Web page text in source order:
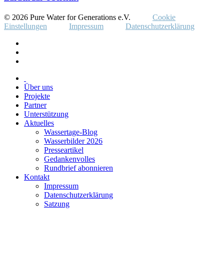
© 2026 Pure Water for Generations e.V.
Cookie
Einstellungen
Impressum Datenschutzerklärung
Über uns
Projekte
Partner
Unterstützung
Aktuelles
Wassertage-Blog
Wasserbilder 2026
Presseartikel
Gedankenvolles
Rundbrief abonnieren
Kontakt
Impressum
Datenschutzerklärung
Satzung